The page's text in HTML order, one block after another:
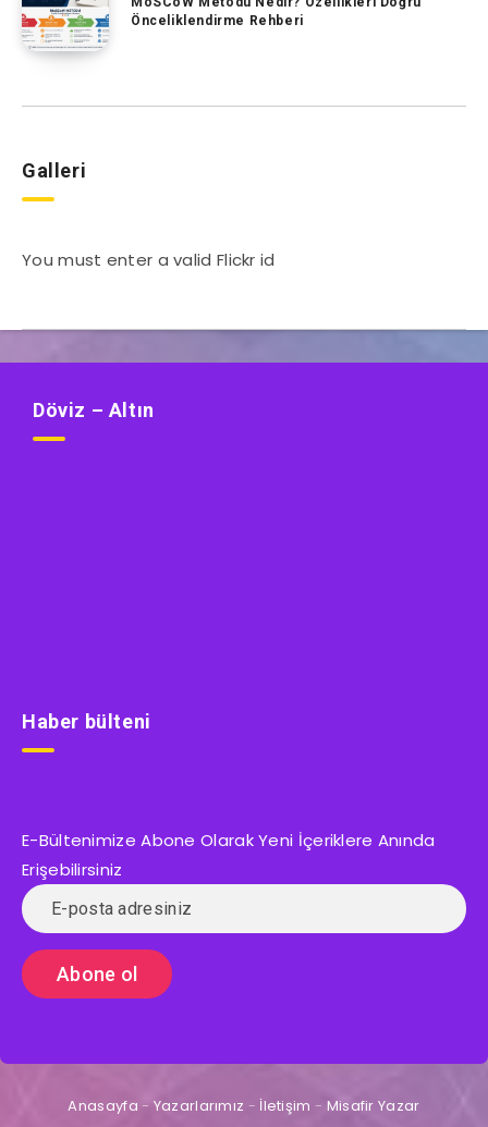
Önceliklendirme Rehberi
Galleri
You must enter a valid Flickr id
Döviz – Altın
Haber bülteni
E-Bültenimize Abone Olarak Yeni İçeriklere Anında
Erişebilirsiniz
Anasayfa - Yazarlarımız - İletişim - Misafir Yazar